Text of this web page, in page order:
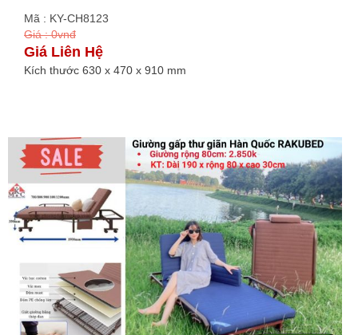
Mã : KY-CH8123
Giá : 0vnđ
Giá Liên Hệ
Kích thước 630 x 470 x 910 mm